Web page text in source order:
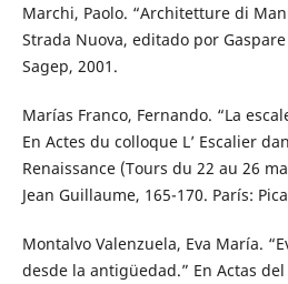
Marchi, Paolo. “Architetture di
Strada Nuova, editado por
Sagep, 2001.
Marías Franco, Fernando. “La
En Actes du colloque L’ Escalier
Renaissance (Tours du 22 au 26
Jean Guillaume, 165-170. París:
Montalvo Valenzuela, Eva María.
desde la antigüedad.” En Actas